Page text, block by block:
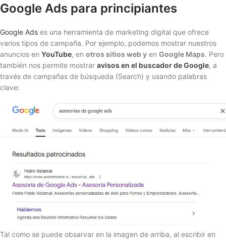
Google Ads para principiantes
Google Ads es una herramienta de marketing digital que ofrece
varios tipos de campaña. Por ejemplo, podemos mostrar nuestros
anuncios en YouTube, en otros sitios web y en Google Maps. Pero
también nos permite mostrar avisos en el buscador de Google, a
través de campañas de búsqueda (Search) y usando palabras
clave:
Tal como se puede obsarvar en la imagen de arriba, al escribir en